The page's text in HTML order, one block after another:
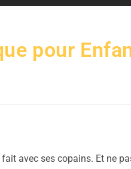
pour
avec ses copains. Et ne